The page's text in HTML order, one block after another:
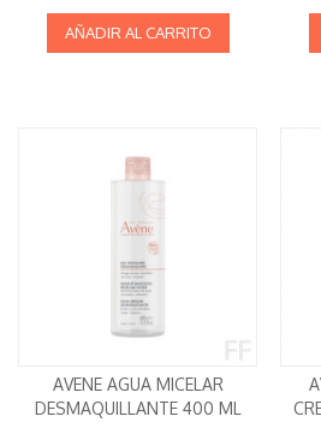
AÑADIR AL CARRITO
AVENE AGUA MICELAR
DESMAQUILLANTE 400 ML